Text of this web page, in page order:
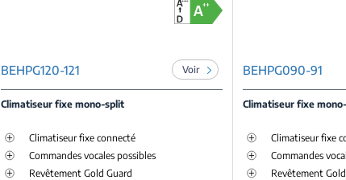
BEHPG120-121 Voir
Climatiseur fixe mono-split
Climatiseur fixe connecté
Commandes vocales possibles
Revêtement Gold Guard
BEHPG090-91
Climatiseur fixe
Climatiseur fixe
Commandes
Revêtement